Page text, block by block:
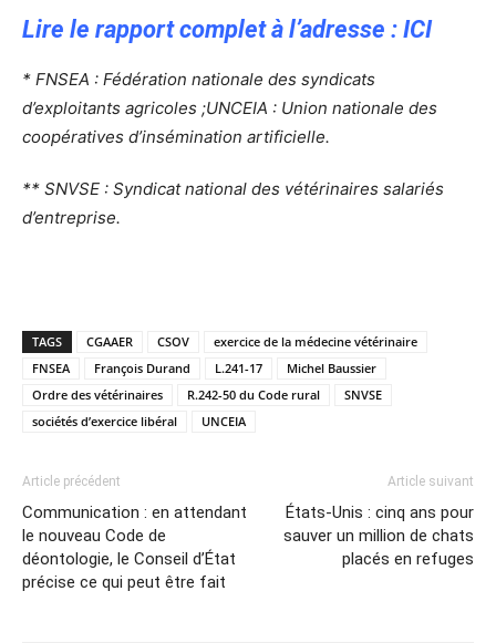
Lire le rapport complet à l’adresse : ICI
* FNSEA : Fédération nationale des syndicats
d’exploitants agricoles ;UNCEIA : Union nationale des
coopératives d’insémination artificielle.
** SNVSE : Syndicat national des vétérinaires salariés
d’entreprise.
TAGS CGAAER CSOV
exercice de la médecine vétérinaire
FNSEA
François Durand L.241-17
Michel Baussier
Ordre des vétérinaires
R.242-50 du Code rural
SNVSE
sociétés d’exercice libéral
UNCEIA
Article précédent
Communication : en attendant
le nouveau Code de
déontologie, le Conseil d’État
précise ce qui peut être fait
Article suivant
États-Unis : cinq ans pour
sauver un million de chats
placés en refuges